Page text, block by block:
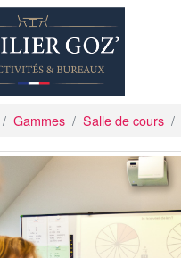
Gammes Salle de cours